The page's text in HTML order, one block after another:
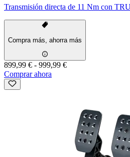
Transmisión directa de 11 Nm con
Compra más, ahorra más
899,99 € - 999,99 €
Comprar ahora